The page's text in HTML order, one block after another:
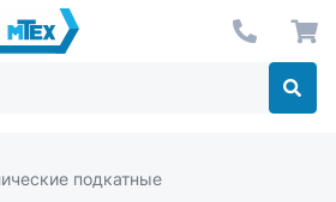
подкатные